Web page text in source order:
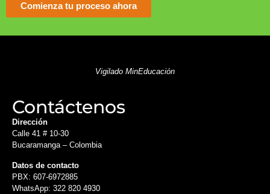
Comienza tu proceso ahora
Vigilado MinEducación
Contáctenos
Dirección
Calle 41 # 10-30
Bucaramanga – Colombia
Datos de contacto
PBX: 607-6972885
WhatsApp: 322 820 4930